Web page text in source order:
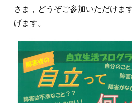
さま，どうぞご参加いただけま
げます。